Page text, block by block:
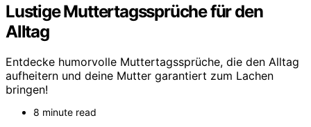
Lustige Muttertagssprüche für den
Alltag
Entdecke humorvolle Muttertagssprüche, die den Alltag
aufheitern und deine Mutter garantiert zum Lachen
bringen!
8 minute read